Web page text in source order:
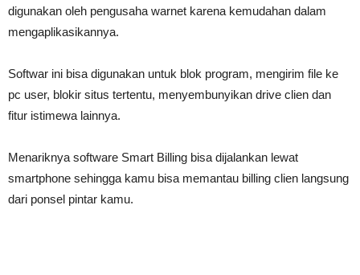
digunakan oleh pengusaha warnet karena kemudahan dalam
mengaplikasikannya.
Softwar ini bisa digunakan untuk blok program, mengirim file ke
pc user, blokir situs tertentu, menyembunyikan drive clien dan
fitur istimewa lainnya.
Menariknya software Smart Billing bisa dijalankan lewat
smartphone sehingga kamu bisa memantau billing clien langsung
dari ponsel pintar kamu.